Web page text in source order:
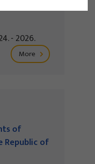
- 2026.
More
of
Republic of